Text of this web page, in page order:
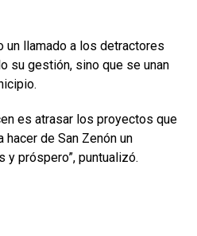
un llamado a los detractores
su gestión, sino que se unan
es atrasar los proyectos que
de San Zenón un
próspero”, puntualizó.